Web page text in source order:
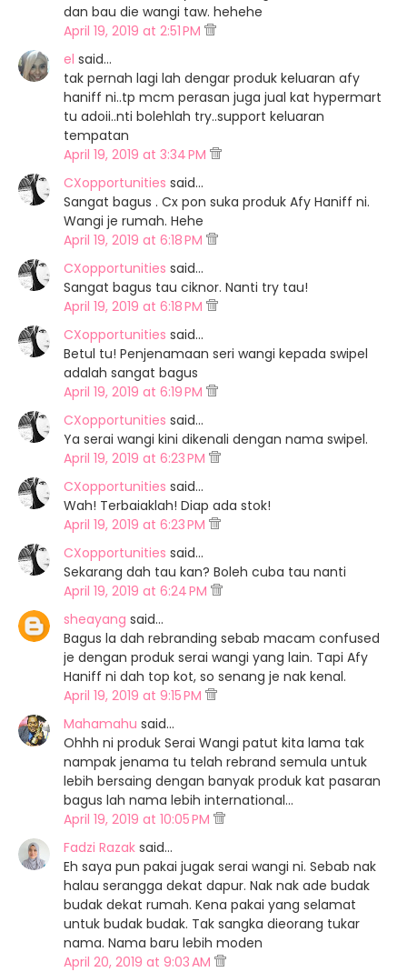
dan bau die wangi taw. hehehe
April 19, 2019 at 2:51 PM
el said…
tak pernah lagi lah dengar produk keluaran afy
haniff ni..tp mcm perasan juga jual kat hypermart
tu adoii..nti bolehlah try..support keluaran
tempatan
April 19, 2019 at 3:34 PM
CXopportunities said…
Sangat bagus . Cx pon suka produk Afy Haniff ni.
Wangi je rumah. Hehe
April 19, 2019 at 6:18 PM
CXopportunities said…
Sangat bagus tau ciknor. Nanti try tau!
April 19, 2019 at 6:18 PM
CXopportunities said…
Betul tu! Penjenamaan seri wangi kepada swipel
adalah sangat bagus
April 19, 2019 at 6:19 PM
CXopportunities said…
Ya serai wangi kini dikenali dengan nama swipel.
April 19, 2019 at 6:23 PM
CXopportunities said…
Wah! Terbaiaklah! Diap ada stok!
April 19, 2019 at 6:23 PM
CXopportunities said…
Sekarang dah tau kan? Boleh cuba tau nanti
April 19, 2019 at 6:24 PM
sheayang said…
Bagus la dah rebranding sebab macam confused
je dengan produk serai wangi yang lain. Tapi Afy
Haniff ni dah top kot, so senang je nak kenal.
April 19, 2019 at 9:15 PM
Mahamahu said…
Ohhh ni produk Serai Wangi patut kita lama tak
nampak jenama tu telah rebrand semula untuk
lebih bersaing dengan banyak produk kat pasaran
bagus lah nama lebih international...
April 19, 2019 at 10:05 PM
Fadzi Razak said…
Eh saya pun pakai jugak serai wangi ni. Sebab nak
halau serangga dekat dapur. Nak nak ade budak
budak dekat rumah. Kena pakai yang selamat
untuk budak budak. Tak sangka dieorang tukar
nama. Nama baru lebih moden
April 20, 2019 at 9:03 AM